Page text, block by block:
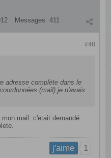
Messages: 411
#48
adresse complète dans le
(mail) je n'avais
mail. c'etait demandé
j'aime 1